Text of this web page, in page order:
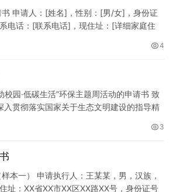
书 申请人：[姓名]，性别：[男/女]，身份证
电话：[联系电话]，现住址：[详细家庭住
4
校园·低碳生活”环保主题周活动的申请书 致
入贯彻落实国家关于生态文明建设的指导精
3
本一） 申请执行人：王某某，男，汉族，
址：XX省XX市XX区XX路XX号，身份证号